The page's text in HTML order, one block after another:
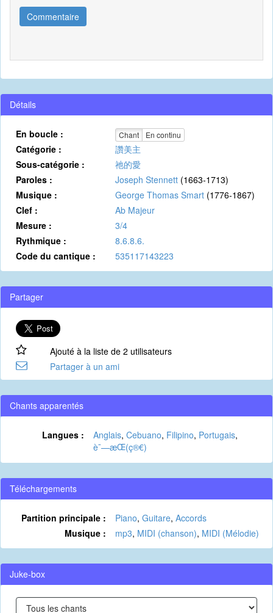
Commentaire
Détails
En boucle : Chant En continu
Catégorie :
讚美主
Sous-catégorie :
祂的愛
Paroles :
Joseph Stennett (1663-1713)
Musique :
George Thomas Smart (1776-1867)
Clef :
Ab Majeur
Mesure :
3/4
Rythmique :
8.6.8.6.
Code du cantique :
535117143223
Partager
Ajouté à la liste de 2 utilisateurs
Partager à un ami
Chants apparentés
Langues : Anglais, Cebuano, Filipino, Portugais,
è¯—æ­Œ(ç®€)
Téléchargements
Partition principale : Piano, Guitare, Accords
Musique :
mp3, MIDI (chanson), MIDI (Mélodie)
Juke-box